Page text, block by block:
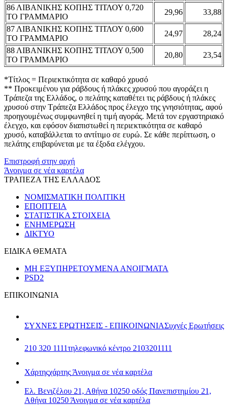
86 ΛΙΒΑΝΙΚΗΣ ΚΟΠΗΣ ΤΙΤΛΟΥ 0,720
ΤΟ ΓΡΑΜΜΑΡΙΟ
29,96
33,88
87 ΛΙΒΑΝΙΚΗΣ ΚΟΠΗΣ ΤΙΤΛΟΥ 0,600
ΤΟ ΓΡΑΜΜΑΡΙΟ
24,97
28,24
88 ΛΙΒΑΝΙΚΗΣ ΚΟΠΗΣ ΤΙΤΛΟΥ 0,500
ΤΟ ΓΡΑΜΜΑΡΙΟ
20,80 23,54
*Τίτλος = Περιεκτικότητα σε καθαρό χρυσό
** Προκειμένου για ράβδους ή πλάκες χρυσού που αγοράζει η
Τράπεζα της Ελλάδος, ο πελάτης καταθέτει τις ράβδους ή πλάκες
χρυσού στην Τράπεζα Ελλάδος προς έλεγχο της γνησιότητας, αφού
προηγουμένως συμφωνηθεί η τιμή αγοράς. Μετά τον εργαστηριακό
έλεγχο, και εφόσον διαπιστωθεί η περιεκτικότητα σε καθαρό
χρυσό, καταβάλλεται το αντίτιμο σε ευρώ. Σε κάθε περίπτωση, ο
πελάτης επιβαρύνεται με τα έξοδα ελέγχου.
Επιστροφή στην αρχή
Άνοιγμα σε νέα καρτέλα
ΤΡΑΠΕΖΑ ΤΗΣ ΕΛΛΑΔΟΣ
ΝΟΜΙΣΜΑΤΙΚΗ ΠΟΛΙΤΙΚΗ
ΕΠΟΠΤΕΙΑ
ΣΤΑΤΙΣΤΙΚΑ ΣΤΟΙΧΕΙΑ
ΕΝΗΜΕΡΩΣΗ
ΔΙΚΤΥΟ
ΕΙΔΙΚΑ ΘΕΜΑΤΑ
ΜΗ ΕΞΥΠΗΡΕΤΟΥΜΕΝΑ ΑΝΟΙΓΜΑΤΑ
PSD2
ΕΠΙΚΟΙΝΩΝΙΑ
ΣΥΧΝΕΣ ΕΡΩΤΗΣΕΙΣ - ΕΠΙΚΟΙΝΩΝΙΑΣυχνές Ερωτήσεις
210 320 1111τηλεφωνικό κέντρο 2103201111
Χάρτηςχάρτης Άνοιγμα σε νέα καρτέλα
Ελ. Βενιζέλου 21, Αθήνα 10250 οδός Πανεπιστημίου 21,
Αθήνα 10250 Άνοιγμα σε νέα καρτέλα